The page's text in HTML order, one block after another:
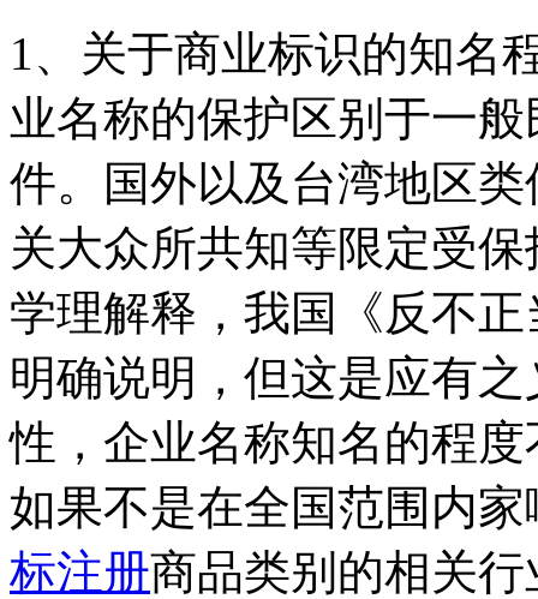
1、关于商业标识的知名
业名称的保护区别于一
件。国外以及台湾地区
关大众所共知等限定受
学理解释，我国《反不
明确说明，但这是应有
性，企业名称知名的程
如果不是在全国范围内
标注册商品类别的相关